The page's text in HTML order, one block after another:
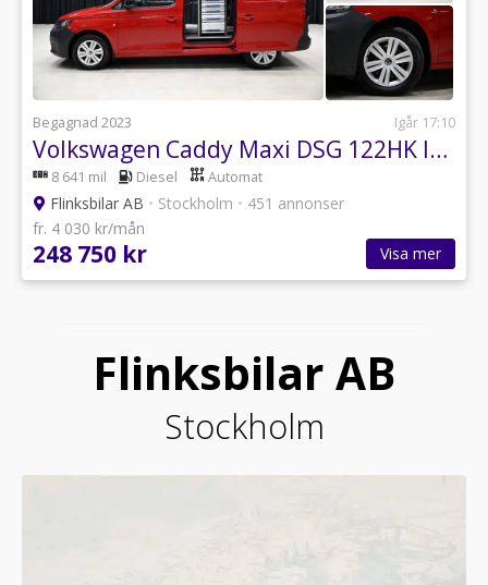
Begagnad 2023 Igår 17:10
Volkswagen Caddy Maxi DSG 122HK Inredd|Dubbeldörr|Drag|Värmare|Backkamera
8 641 mil Diesel Automat
Flinksbilar AB • Stockholm • 451 annonser
fr. 4 030 kr/mån
248 750 kr Visa mer
Flinksbilar AB
Stockholm